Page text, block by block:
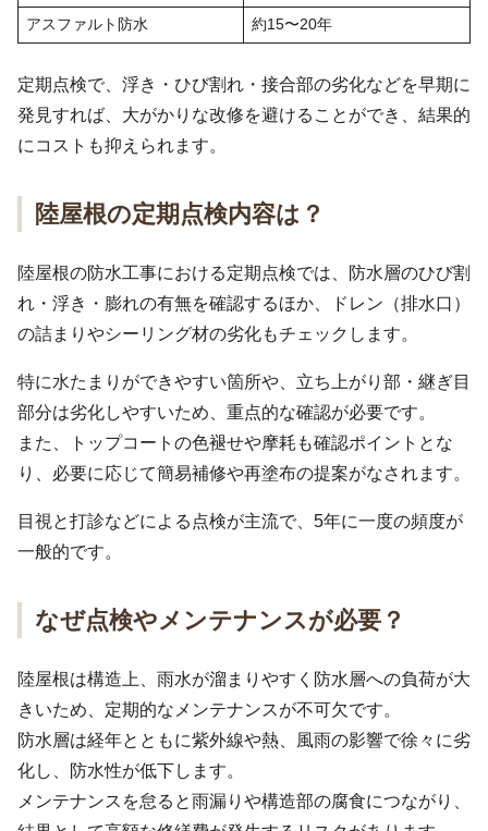
アスファルト防水 約15〜20年
定期点検で、浮き・ひび割れ・接合部の劣化などを早期に
発見すれば、大がかりな改修を避けることができ、結果的
にコストも抑えられます。
陸屋根の定期点検内容は？
陸屋根の防水工事における定期点検では、防水層のひび割
れ・浮き・膨れの有無を確認するほか、ドレン（排水口）
の詰まりやシーリング材の劣化もチェックします。
特に水たまりができやすい箇所や、立ち上がり部・継ぎ目
部分は劣化しやすいため、重点的な確認が必要です。
また、トップコートの色褪せや摩耗も確認ポイントとな
り、必要に応じて簡易補修や再塗布の提案がなされます。
目視と打診などによる点検が主流で、5年に一度の頻度が
一般的です。
なぜ点検やメンテナンスが必要？
陸屋根は構造上、雨水が溜まりやすく防水層への負荷が大
きいため、定期的なメンテナンスが不可欠です。
防水層は経年とともに紫外線や熱、風雨の影響で徐々に劣
化し、防水性が低下します。
メンテナンスを怠ると雨漏りや構造部の腐食につながり、